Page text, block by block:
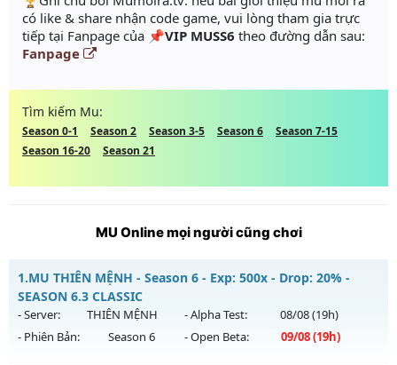
có like & share nhận code game, vui lòng tham gia trực
tiếp tại Fanpage của 📌VIP MUSS6 theo đường dẫn sau:
Fanpage
Tìm kiếm Mu:
Season 0-1 Season 2 Season 3-5 Season 6
Season 7-15
Season 16-20
Season 21
MU Online mọi người cũng chơi
1.MU THIÊN MỆNH - Season 6 - Exp: 500x - Drop: 20% -
SEASON 6.3 CLASSIC
- Server: THIÊN MỆNH - Alpha Test: 08/08(19h)
- Phiên Bản:
Season 6 - Open Beta: 09/08(19h)